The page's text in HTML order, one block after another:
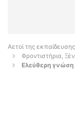
Αετοί της εκπαίδευσης
Φροντιστήρια,
Ελεύθερη γνώση